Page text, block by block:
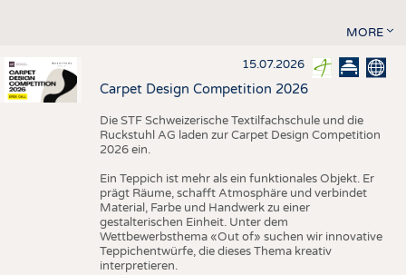
MORE
15.07.2026
Carpet Design Competition 2026
Die STF Schweizerische Textilfachschule und die
Ruckstuhl AG laden zur Carpet Design Competition
2026 ein.
Ein Teppich ist mehr als ein funktionales Objekt. Er
prägt Räume, schafft Atmosphäre und verbindet
Material, Farbe und Handwerk zu einer
gestalterischen Einheit. Unter dem
Wettbewerbsthema «Out of» suchen wir innovative
Teppichentwürfe, die dieses Thema kreativ
interpretieren.